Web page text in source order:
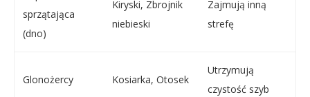
sprzątająca
(dno)
Kiryski, Zbrojnik
niebieski
Zajmują inną
strefę
Glonożercy Kosiarka, Otosek
Utrzymują
czystość szyb